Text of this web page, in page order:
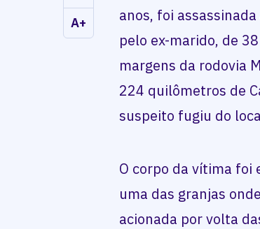
A+
anos, foi
pelo ex-marido, de
margens da rodovia
224 quilômetros de
suspeito fugiu do
O corpo da vítima foi
uma das granjas
acionada por volta